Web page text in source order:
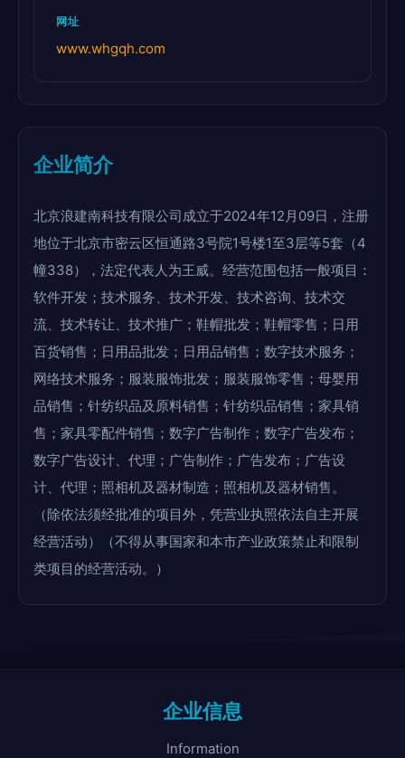
网址
www.whgqh.com
企业简介
北京浪建南科技有限公司成立于2024年12月09日，注册
地位于北京市密云区恒通路3号院1号楼1至3层等5套（4
幢338），法定代表人为王威。经营范围包括一般项目：
软件开发；技术服务、技术开发、技术咨询、技术交
流、技术转让、技术推广；鞋帽批发；鞋帽零售；日用
百货销售；日用品批发；日用品销售；数字技术服务；
网络技术服务；服装服饰批发；服装服饰零售；母婴用
品销售；针纺织品及原料销售；针纺织品销售；家具销
售；家具零配件销售；数字广告制作；数字广告发布；
数字广告设计、代理；广告制作；广告发布；广告设
计、代理；照相机及器材制造；照相机及器材销售。
（除依法须经批准的项目外，凭营业执照依法自主开展
经营活动）（不得从事国家和本市产业政策禁止和限制
类项目的经营活动。）
企业信息
Information